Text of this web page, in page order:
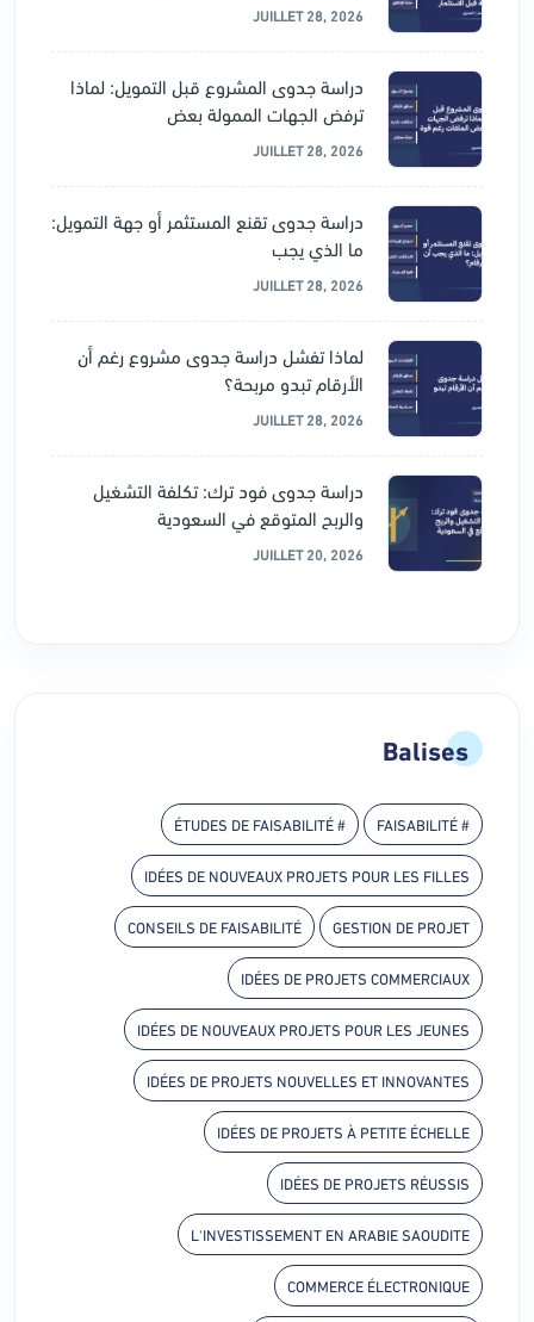
JUILLET 28, 2026
دراسة جدوى المشروع قبل التمويل: لماذا
ترفض الجهات الممولة بعض
JUILLET 28, 2026
دراسة جدوى تقنع المستثمر أو جهة التمويل:
ما الذي يجب
JUILLET 28, 2026
لماذا تفشل دراسة جدوى مشروع رغم أن
الأرقام تبدو مربحة؟
JUILLET 28, 2026
دراسة جدوى فود ترك: تكلفة التشغيل
والربح المتوقع في السعودية
JUILLET 20, 2026
Balises
# FAISABILITÉ
# ÉTUDES DE FAISABILITÉ
IDÉES DE NOUVEAUX PROJETS POUR LES FILLES
GESTION DE PROJET
CONSEILS DE FAISABILITÉ
IDÉES DE PROJETS COMMERCIAUX
IDÉES DE NOUVEAUX PROJETS POUR LES JEUNES
IDÉES DE PROJETS NOUVELLES ET INNOVANTES
IDÉES DE PROJETS À PETITE ÉCHELLE
IDÉES DE PROJETS RÉUSSIS
L'INVESTISSEMENT EN ARABIE SAOUDITE
COMMERCE ÉLECTRONIQUE